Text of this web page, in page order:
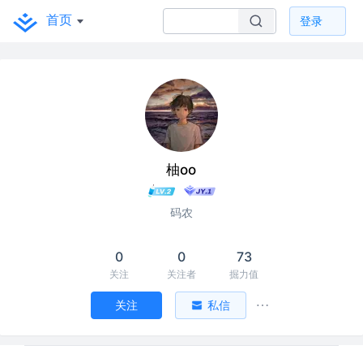
首页 登录
柚oo
码农
0
关注
0
关注者
73
掘力值
关注 私信